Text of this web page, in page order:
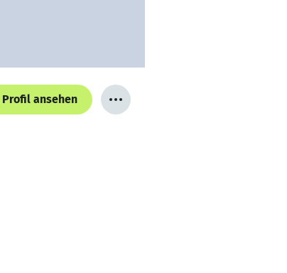
Profil ansehen